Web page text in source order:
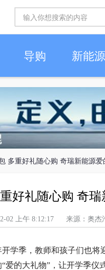
导购 新能源
多重好礼随心购 奇瑞新能源
好礼随心购 奇
02-02 上午 8:12:17 来源：
学季，教师和孩子们也将
爱的大礼物”，让开学季仪